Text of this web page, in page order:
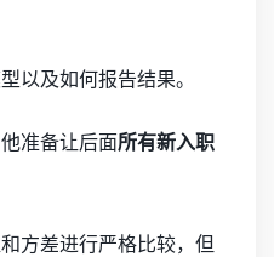
以及如何报告结果。
准备让后面所有新入职
方差进行严格比较，但